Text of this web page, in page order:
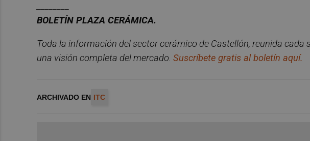
BOLETÍN PLAZA CERÁMICA.
Toda la información del sector cerámico de Castellón, reunida cada
una visión completa del mercado. Suscríbete gratis al boletín aquí.
ARCHIVADO EN ITC